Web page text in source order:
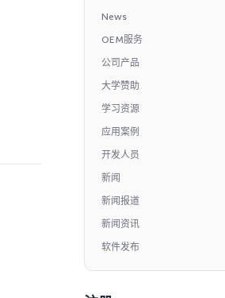
News
OEM服务
公司产品
大学赞助
学习资源
应用案例
开发人员
新闻
新闻报道
新闻资讯
软件发布